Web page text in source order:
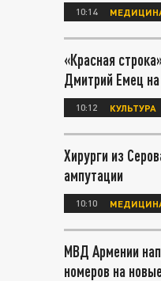
10:14
«Красная
Дмитрий Емец
10:12 КУЛЬТУРА
Хирурги из
ампутации
10:10
МВД Армении
номеров на